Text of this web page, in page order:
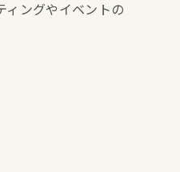
ィングやイベントの